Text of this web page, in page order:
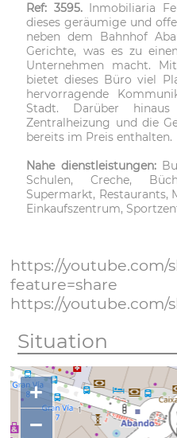
Ref: 3595.Inmobiliaria
dieses geräumige und
neben dem Bahnhof
Gerichte, was es zu
Unternehmen macht.
bietet dieses Büro viel
hervorragende
Stadt. Darüber
Zentralheizung und die
bereits im Preis enthalten.
Nahe dienstleistungen:
Schulen, Creche,
Supermarkt, Restaurants,
Einkaufszentrum,
https://youtube.com/
feature=share
https://youtube.com/
Situation
+
−